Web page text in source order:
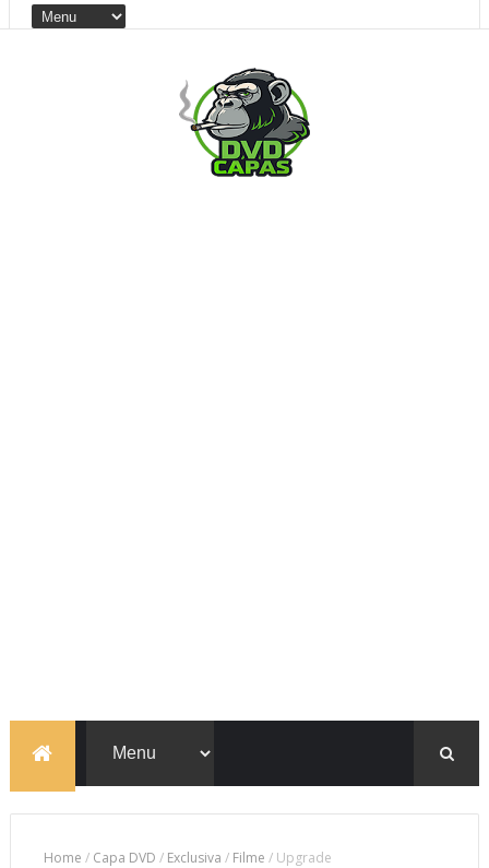
Home / Capa DVD / Exclusiva / Filme / Upgrade